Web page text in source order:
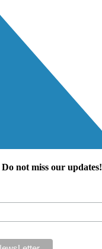
Do not miss our updates!